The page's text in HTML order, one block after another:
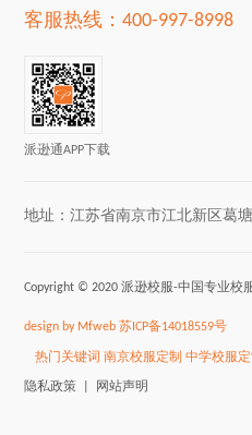
客服热线：400-997-8998
派逊通APP下载
地址：江苏省南京市江北新区葛
Copyright © 2020 派逊校服-中国专业校
design by Mfweb 苏ICP备14018559号
热门关键词 南京校服定制 中学校服定
隐私政策 | 网站声明